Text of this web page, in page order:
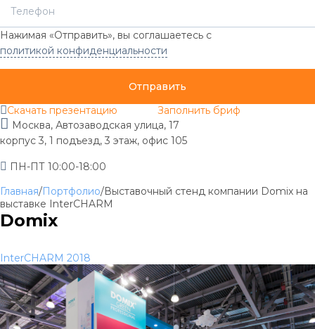
Нажимая «Отправить», вы соглашаетесь с
политикой конфиденциальности
Отправить
Скачать презентацию
Заполнить бриф
Москва, Автозаводская улица, 17
корпус 3, 1 подъезд, 3 этаж, офис 105
ПН-ПТ 10:00-18:00
Главная/Портфолио/Выставочный стенд компании Domix на
выставке InterCHARM
Domix
InterCHARM 2018